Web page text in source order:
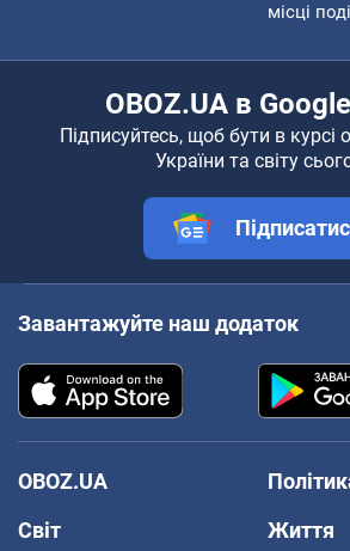
місці
OBOZ.UA в
Підписуйтесь, щоб бути в курсі
України та світу
Завантажуйте наш додаток
OBOZ.UA
Світ
Життя